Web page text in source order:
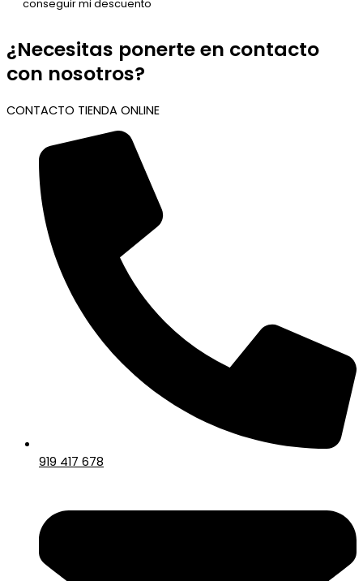
¿Necesitas ponerte en contacto
con nosotros?
CONTACTO TIENDA ONLINE
919 417 678